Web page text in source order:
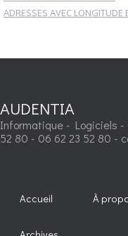
ADRESSES AVEC LONGITUDE
AUDENTIA
Informatique - Logiciels -
52 80 - 06 62 23 52 80 -
Accueil À